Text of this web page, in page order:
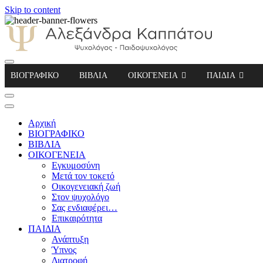
Skip to content
Αλεξάνδρα Καππάτου Ψυχολόγος –
ΒΙΟΓΡΑΦΙΚΟ ΒΙΒΛΙΑ ΟΙΚΟΓΕΝΕΙΑ ΠΑΙΔΙΑ
Αρχική
ΒΙΟΓΡΑΦΙΚΟ
ΒΙΒΛΙΑ
ΟΙΚΟΓΕΝΕΙΑ
Εγκυμοσύνη
Μετά τον τοκετό
Οικογενειακή ζωή
Στον ψυχολόγο
Σας ενδιαφέρει…
Επικαιρότητα
ΠΑΙΔΙΑ
Ανάπτυξη
Ύπνος
Διατροφή